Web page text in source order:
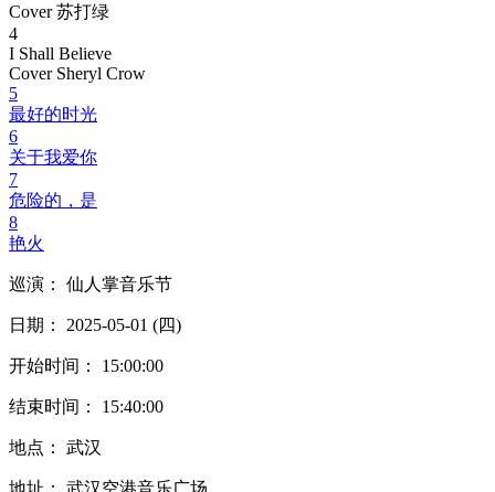
Cover 苏打绿
4
I Shall Believe
Cover Sheryl Crow
5
最好的时光
6
关于我爱你
7
危险的，是
8
艳火
巡演： 仙人掌音乐节
日期： 2025-05-01 (四)
开始时间： 15:00:00
结束时间： 15:40:00
地点： 武汉
地址： 武汉空港音乐广场